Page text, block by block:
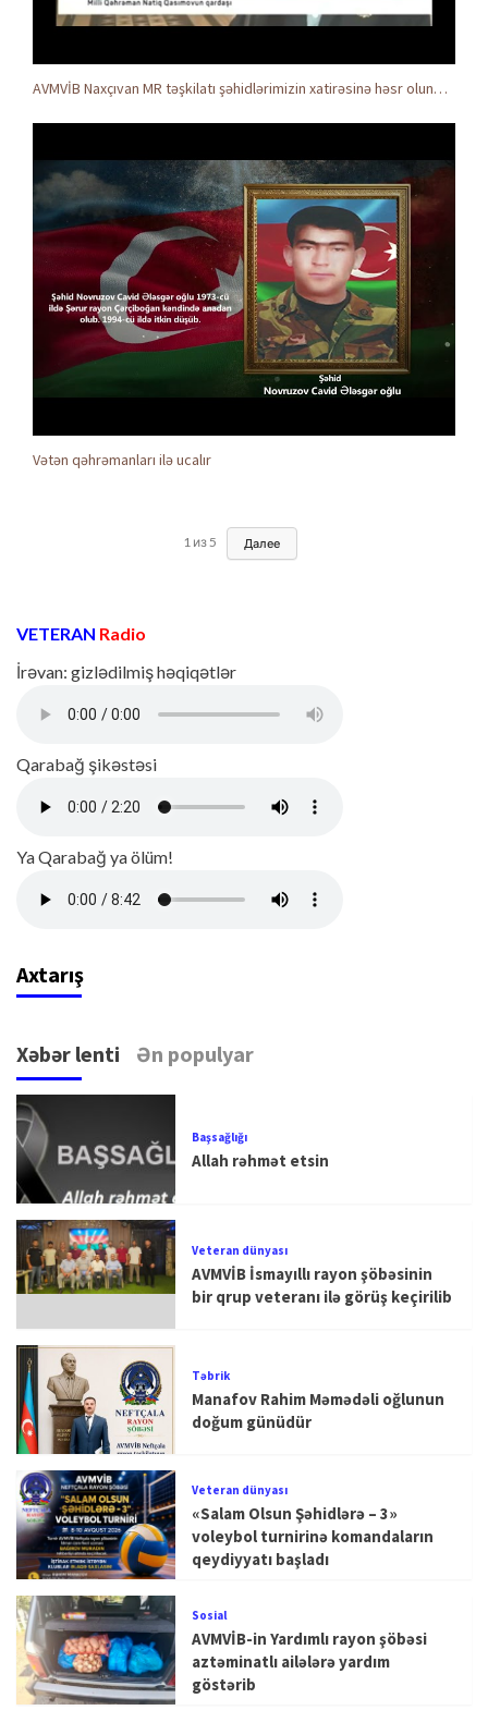
AVMVİB Naxçıvan MR təşkilatı şəhidlərimizin xatirəsinə həsr olunmuş tədbir keçirdi
Vətən qəhrəmanları ilə ucalır
1 из 5 Далее
VETERAN Radio
İrəvan: gizlədilmiş həqiqətlər
Qarabağ şikəstəsi
Ya Qarabağ ya ölüm!
Axtarış
Xəbər lenti Ən populyar
Başsağlığı
Allah rəhmət etsin
Veteran dünyası
AVMVİB İsmayıllı rayon şöbəsinin
bir qrup veteranı ilə görüş keçirilib
Təbrik
Manafov Rahim Məmədəli oğlunun
doğum günüdür
Veteran dünyası
«Salam Olsun Şəhidlərə – 3»
voleybol turnirinə komandaların
qeydiyyatı başladı
Sosial
AVMVİB-in Yardımlı rayon şöbəsi
aztəminatlı ailələrə yardım
göstərib